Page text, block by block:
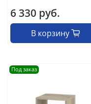
6 330 руб.
В корзину
Под заказ